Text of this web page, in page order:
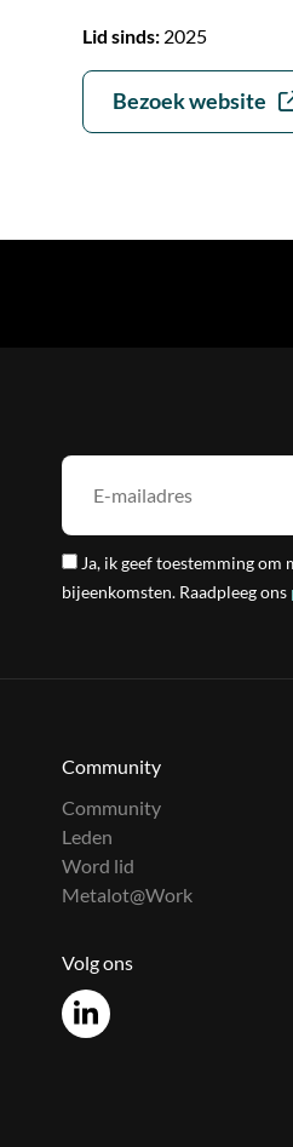
Lid sinds: 2025
Bezoek website
Ja, ik geef toestemming
bijeenkomsten. Raadpleeg ons
Community
Community
Leden
Word lid
Metalot@Work
Volg ons